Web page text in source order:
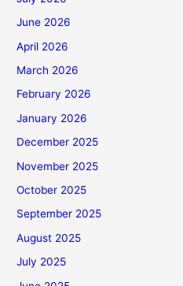
June 2026
April 2026
March 2026
February 2026
January 2026
December 2025
November 2025
October 2025
September 2025
August 2025
July 2025